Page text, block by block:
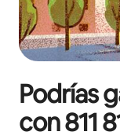
Podrías
con811